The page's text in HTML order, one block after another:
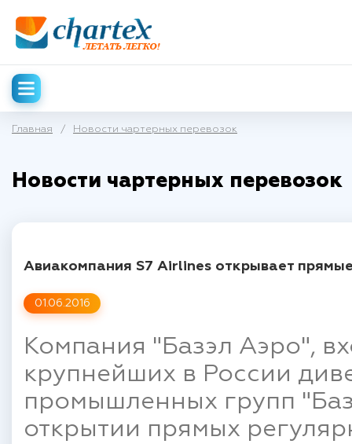
Главная / Новости чартерных перевозок
Новости чартерных перевозок
01.06.2016
Авиакомпания S7 Airlines открывает
Компания "Базэл Аэро",
крупнейших в России
промышленных групп
открытии прямых